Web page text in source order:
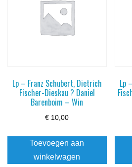
Lp – Franz Schubert, Dietrich
Fischer-Dieskau ? Daniel
Barenboim – Win
€ 10,00
Toevoegen aan
winkelwagen
Lp